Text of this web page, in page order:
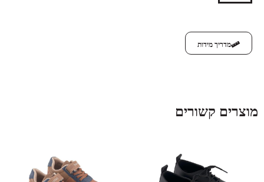
מדריך מידות
מוצרים קשורים